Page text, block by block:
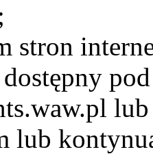
stron
lub
lub